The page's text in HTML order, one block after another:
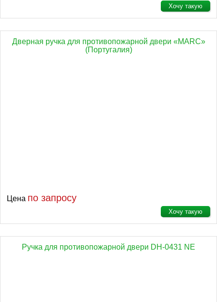
Хочу такую
Дверная ручка для противопожарной двери «MARC»
(Португалия)
Цена по запросу
Хочу такую
Ручка для противопожарной двери DH-0431 NE